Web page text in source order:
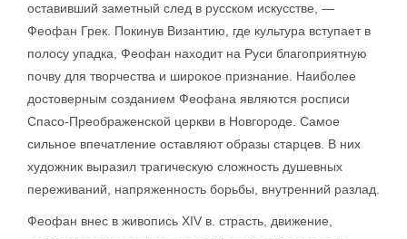
оставивший заметный след в русском искусстве, —
Феофан Грек. Покинув Византию, где культура вступает в
полосу упадка, Феофан находит на Руси благоприятную
почву для творчества и широкое признание. Наиболее
достоверным созданием Феофана являются росписи
Спасо-Преображенской церкви в Новгороде. Самое
сильное впечатление оставляют образы старцев. В них
художник выразил трагическую сложность душевных
переживаний, напряженность борьбы, внутренний разлад.
Феофан внес в живопись XIV в. страсть, движение,